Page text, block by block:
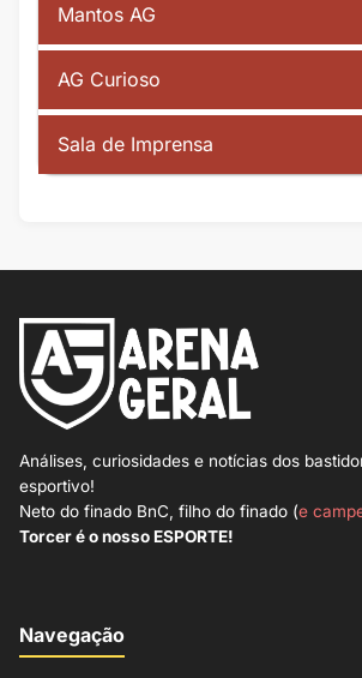
Mantos AG
AG Curioso
Sala de Imprensa
Análises, curiosidades e notícias dos
esportivo!
Neto do finado BnC, filho do finado (e
Torcer é o nosso ESPORTE!
Navegação